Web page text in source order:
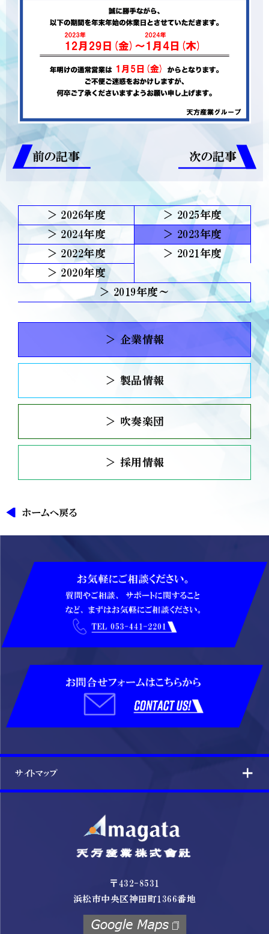
前の記事 次の記事
2026
2025
2024
2023
2022
2021
2020
2019
＞ 企業情報
＞ 製品情報
＞ 吹奏楽団
＞ 採用情報
ホームへ戻る
サイトマップ
〒432-8531
浜松市中央区神田町1366番地